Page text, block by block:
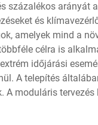
százalékos arányát
és
amelyek mind a
célra is
időjárási
A telepítés
A moduláris